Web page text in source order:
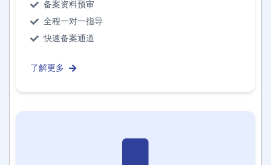
备案资料预审
全程一对一指导
快速备案通道
了解更多